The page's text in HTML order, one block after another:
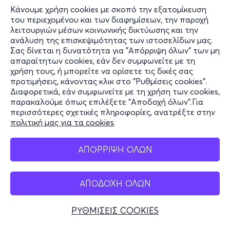
Κάνουμε χρήση cookies με σκοπό την εξατομίκευση
του περιεχομένου και των διαφημίσεων, την παροχή
λειτουργιών μέσων κοινωνικής δικτύωσης και την
ανάλυση της επισκεψιμότητας των ιστοσελίδων μας.
Σας δίνεται η δυνατότητα για "Απόρριψη όλων" των μη
απαραίτητων cookies, εάν δεν συμφωνείτε με τη
χρήση τους, ή μπορείτε να ορίσετε τις δικές σας
προτιμήσεις, κάνοντας κλικ στο "Ρυθμίσεις cookies".
Διαφορετικά, εάν συμφωνείτε με τη χρήση των cookies,
παρακαλούμε όπως επιλέξετε "Αποδοχή όλων".Για
περισσότερες σχετικές πληροφορίες, ανατρέξτε στην
πολιτική μας για τα cookies.
ΑΠΟΡΡΙΨΗ ΟΛΩΝ
ΑΠΟΔΟΧΗ ΟΛΩΝ
ΡΥΘΜΙΣΕΙΣ COOKIES